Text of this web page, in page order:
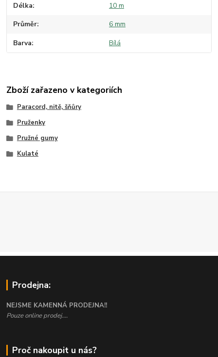
Délka 10 m
Průměr 6 mm
Barva Bílá
Zboží zařazeno v kategoriích
Paracord, nitě, šňůry
Pruženky
Pružné gumy
Kulaté
Prodejna:
NEJSME KAMENNÁ PRODEJNA!!
Pouze online prodej....
Proč nakoupit u nás?